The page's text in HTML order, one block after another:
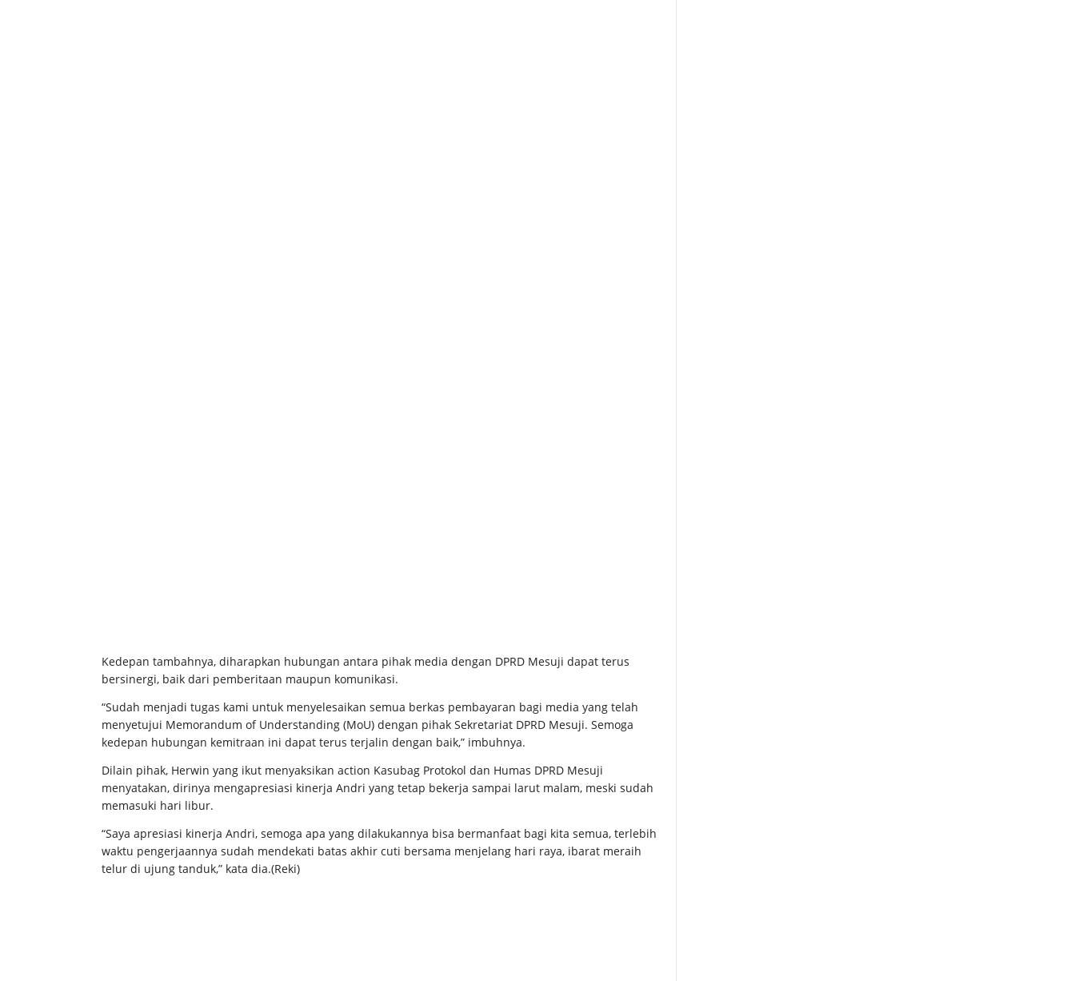
Kedepan tambahnya, diharapkan hubungan antara pihak media dengan DPRD Mesuji dapat terus
bersinergi, baik dari pemberitaan maupun komunikasi.
“Sudah menjadi tugas kami untuk menyelesaikan semua berkas pembayaran bagi media yang telah
menyetujui Memorandum of Understanding (MoU) dengan pihak Sekretariat DPRD Mesuji. Semoga
kedepan hubungan kemitraan ini dapat terus terjalin dengan baik,” imbuhnya.
Dilain pihak, Herwin yang ikut menyaksikan action Kasubag Protokol dan Humas DPRD Mesuji
menyatakan, dirinya mengapresiasi kinerja Andri yang tetap bekerja sampai larut malam, meski sudah
memasuki hari libur.
“Saya apresiasi kinerja Andri, semoga apa yang dilakukannya bisa bermanfaat bagi kita semua, terlebih
waktu pengerjaannya sudah mendekati batas akhir cuti bersama menjelang hari raya, ibarat meraih
telur di ujung tanduk,” kata dia.(Reki)